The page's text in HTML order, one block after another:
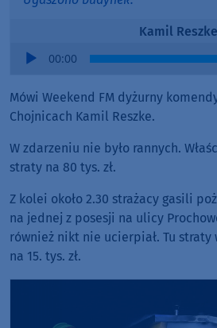
Kamil Reszke
Audio
00:00
Mówi Weekend FM dyżurny
Chojnicach Kamil Reszke.
W zdarzeniu nie było rannych.
straty na 80 tys. zł.
Z kolei około 2.30 strażacy gasili
na jednej z posesji na ulicy
również nikt nie ucierpiał. Tu
na 15. tys. zł.